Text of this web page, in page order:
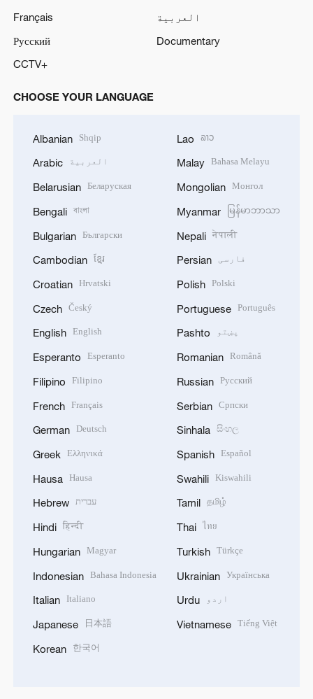
Français
العربية
Русский
Documentary
CCTV+
CHOOSE YOUR LANGUAGE
Albanian Shqip
Arabic العربية
Belarusian Беларуская
Bengali বাংলা
Bulgarian Български
Cambodian ខ្មែរ
Croatian Hrvatski
Czech Český
English English
Esperanto Esperanto
Filipino Filipino
French Français
German Deutsch
Greek Ελληνικά
Hausa Hausa
Hebrew עברית
Hindi हिन्दी
Hungarian Magyar
Indonesian Bahasa Indonesia
Italian Italiano
Japanese 日本語
Korean 한국어
Lao ລາວ
Malay Bahasa Melayu
Mongolian Монгол
Myanmar မြန်မာဘာသာ
Nepali नेपाली
Persian فارسی
Polish Polski
Portuguese Português
Pashto پښتو
Romanian Română
Russian Русский
Serbian Српски
Sinhala සිංහල
Spanish Español
Swahili Kiswahili
Tamil தமிழ்
Thai ไทย
Turkish Türkçe
Ukrainian Українська
Urdu اردو
Vietnamese Tiếng Việt